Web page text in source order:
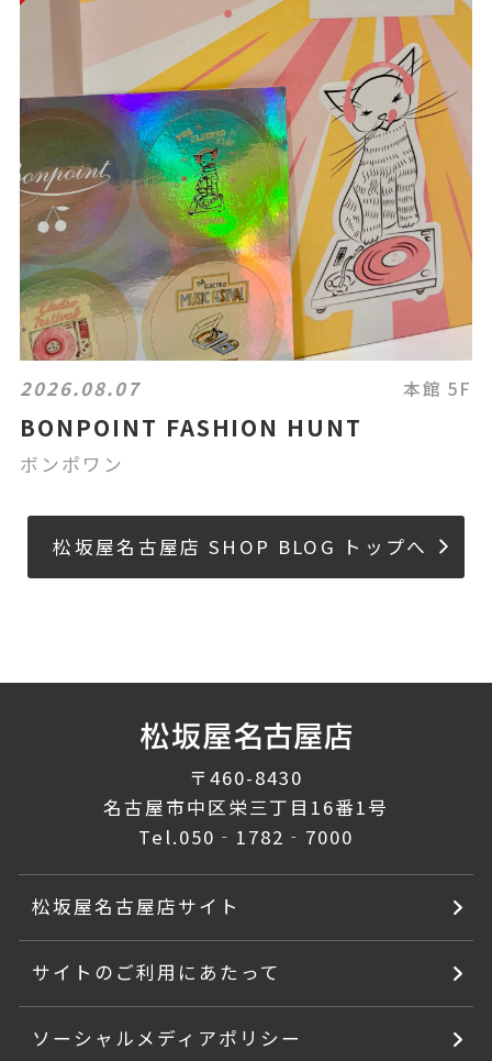
2026.08.07 本館 5F
BONPOINT FASHION HUNT
ボンポワン
松坂屋名古屋店 SHOP BLOG トップへ
〒460-8430
名古屋市中区栄三丁目16番1号
Tel.050‐1782‐7000
松坂屋名古屋店サイト
サイトのご利用にあたって
ソーシャルメディアポリシー